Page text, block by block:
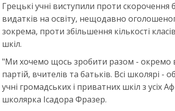
Грецькі учні виступили проти
видатків на освіту, нещодавно
зокрема, проти збільшення кількості
шкіл.
"Ми хочемо щось зробити разом - окремо
партій, вчителів та батьків. Всі школярі -
учні громадських і приватних шкіл з усіх
школярка Ісадора Фразер.